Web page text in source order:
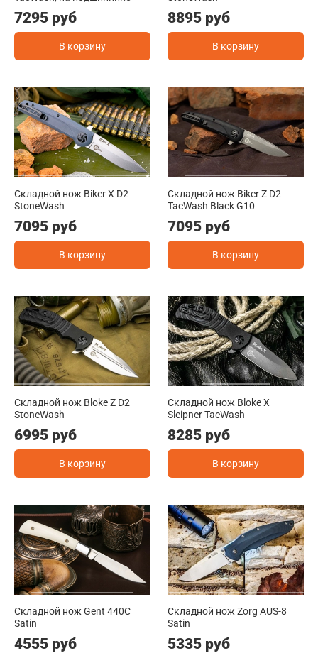
7295 руб
В корзину
8895 руб
В корзину
Складной нож Biker X D2
StoneWash
7095 руб
В корзину
Складной нож Biker Z D2
TacWash Black G10
7095 руб
В корзину
Складной нож Bloke Z D2
StoneWash
6995 руб
В корзину
Складной нож Bloke X
Sleipner TacWash
8285 руб
В корзину
Складной нож Gent 440C
Satin
4555 руб
Складной нож Zorg AUS-8
Satin
5335 руб